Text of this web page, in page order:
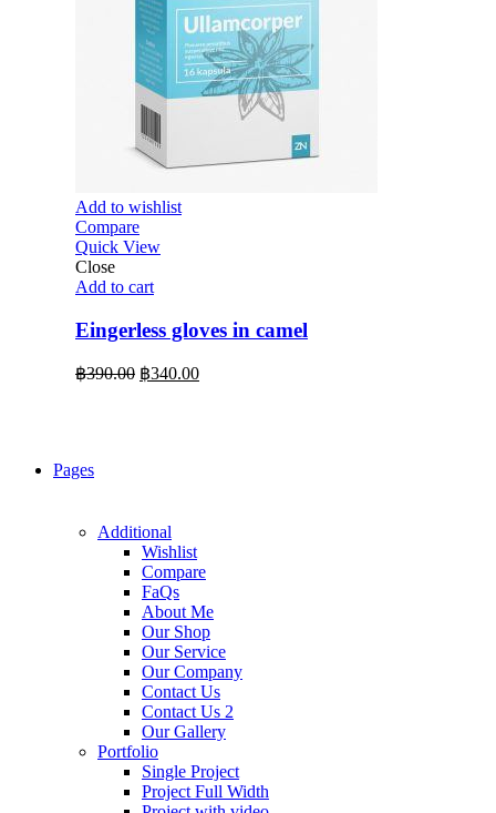
Add to wishlist
Compare
Quick View
Close
Add to cart
Eingerless gloves in camel
฿390.00 Original
฿340.00Current
Pages
Additional
Wishlist
Compare
FaQs
About Me
Our Shop
Our Service
Our Company
Contact Us
Contact Us 2
Our Gallery
Portfolio
Single Project
Project Full Width